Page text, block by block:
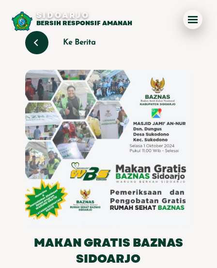
SIDOARJO
BERSIH RESPONSIF AMANAH
Ke Berita
MAKAN GRATIS BAZNAS
SIDOARJO